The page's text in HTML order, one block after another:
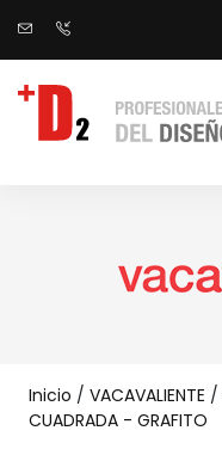
Inicio / VACAVALIENTE /
CUADRADA - GRAFITO